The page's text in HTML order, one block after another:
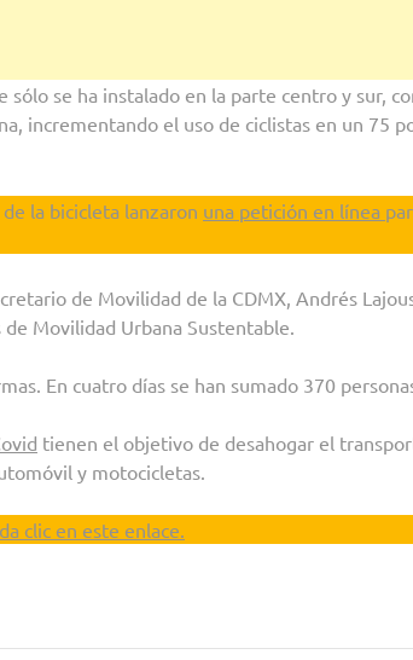
sólo se ha instalado en la parte centro y sur,
incrementando el uso de ciclistas en un 75
la bicicleta lanzaron una petición en línea
de Movilidad de la CDMX, Andrés
Movilidad Urbana Sustentable.
En cuatro días se han sumado 370
tienen el objetivo de desahogar el
y motocicletas.
clic en este enlace.